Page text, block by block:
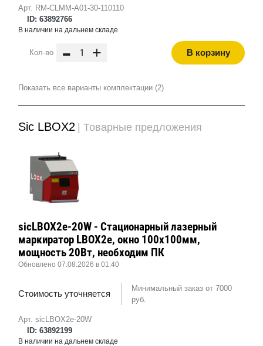
Арт. RM-CLMM-A01-30-110110
ID: 63892766
В наличии на дальнем складе
Кол-во - + В корзину
Показать все варианты комплектации (2)
Sic LBOX2 | Товарные предложения
Арт. sicLBOX2e-20W
ID: 63892199
sicLBOX2e-20W - Стационарный лазерный
маркиратор LBOX2e, окно 100х100мм,
мощность 20Вт, необходим ПК
Обновлено 07.08.2026 в 01:40
Стоимость уточняется
Минимальный заказ от 7000
руб.
В наличии на дальнем складе